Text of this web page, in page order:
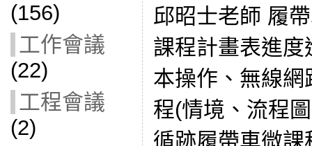
(156)
工作會議
(22)
工程會議
(2)
邱昭士老師 履
課程計畫表進
本操作、無線
程(情境、流程
循跡履帶車微課